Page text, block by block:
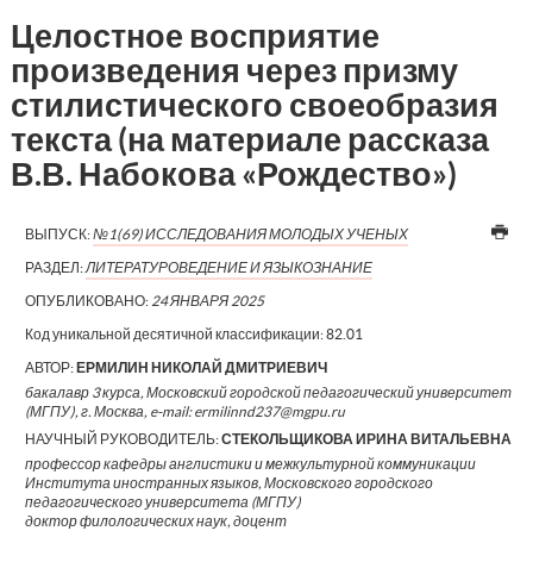
Целостное восприятие
произведения через призму
стилистического своеобразия
текста (на материале рассказа
В.В. Набокова «Рождество»)
ВЫПУСК:№1(69) ИССЛЕДОВАНИЯ МОЛОДЫХ УЧЕНЫХ
РАЗДЕЛ:ЛИТЕРАТУРОВЕДЕНИЕ И ЯЗЫКОЗНАНИЕ
ОПУБЛИКОВАНО: 24 ЯНВАРЯ 2025
Код уникальной десятичной классификации:82.01
АВТОР:ЕРМИЛИН НИКОЛАЙ ДМИТРИЕВИЧ
бакалавр 3 курса, Московский городской педагогический университет
(МГПУ), г. Москва, e-mail: ermilinnd237@mgpu.ru
НАУЧНЫЙ РУКОВОДИТЕЛЬ:СТЕКОЛЬЩИКОВА ИРИНА ВИТАЛЬЕВНА
профессор кафедры англистики и межкультурной коммуникации
Института иностранных языков, Московского городского
педагогического университета (МГПУ)
доктор филологических наук, доцент